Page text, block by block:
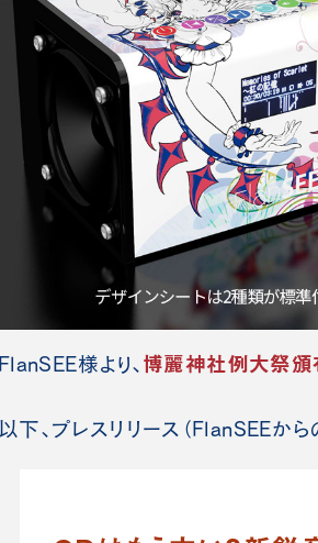
FlanSEE様より、 博麗神社例大祭頒
以下、プレスリリース（FlanSEEから